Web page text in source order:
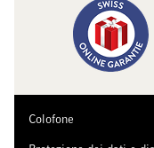
Colofone